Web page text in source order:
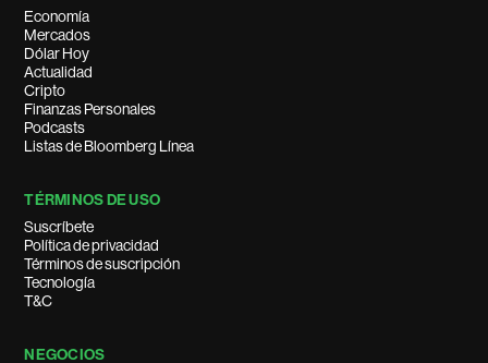
Economía
Mercados
Dólar Hoy
Actualidad
Cripto
Finanzas Personales
Podcasts
Listas de Bloomberg Línea
TÉRMINOS DE USO
Suscríbete
Política de privacidad
Términos de suscripción
Tecnología
T&C
NEGOCIOS